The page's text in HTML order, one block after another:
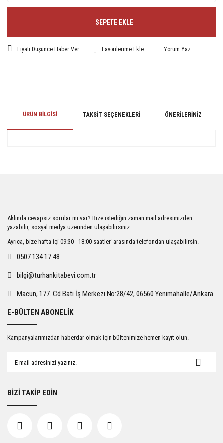
SEPETE EKLE
Fiyatı Düşünce Haber Ver Yorum Yaz
ÜRÜN BILGISI TAKSIT SEÇENEKLERI ÖNERILERINIZ
Ürün açıklamasında eksik bilgiler bulunuyor.
Ürün bilgilerinde hatalar bulunuyor.
Ürün fiyatı diğer sitelerden daha pahalı.
Gönder
Aklında cevapsız sorular mı var? Bize istediğin zaman mail adresimizden
yazabilir, sosyal medya üzerinden ulaşabilirsiniz.
Ayrıca, bize hafta içi 09:30 - 18:00 saatleri arasında telefondan ulaşabilirsin.
0507 134 17 48
bilgi@turhankitabevi.com.tr
Macun, 177. Cd Batı İş Merkezi No:28/42, 06560 Yenimahalle/Ankara
E-BÜLTEN ABONELİK
Kampanyalarımızdan haberdar olmak için bültenimize hemen kayıt olun.
BİZİ TAKİP EDİN